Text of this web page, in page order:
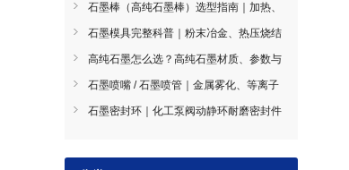
石墨棒（高纯石墨棒）选型指南｜加热、
导电、搅拌石墨棒使用技巧
石墨模具完整科普｜粉末冶金、热压烧结
石墨模具选型指南
高纯石墨怎么选？高纯石墨材质、参数与
工况选型全指南
石墨喷嘴 / 石墨喷管｜金属雾化、等离子
喷涂耐磨导流件石墨喷嘴
石墨密封环｜化工泵阀动静环耐磨密封件